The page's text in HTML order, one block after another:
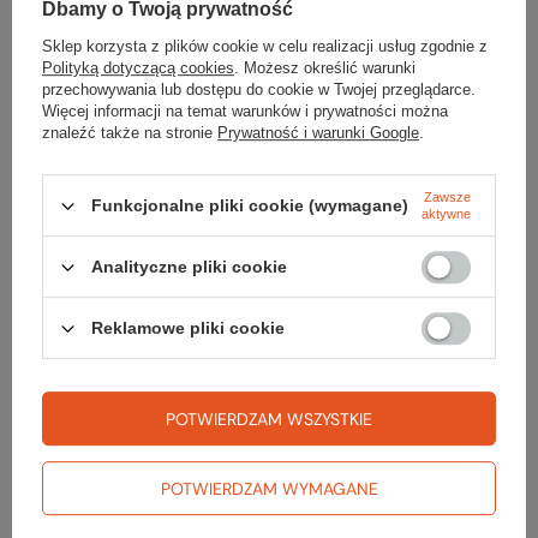
Marka Sea To Summit
Wymiary [cm]
170 x 240 x 130
poliester
Waga [g]
350
Kod EAN
9327868008674
Sprawdź
czy masz wszystko
TWOJA LISTA SPRZĘTOWA
Dbamy o Twoją prywatność
Sklep korzysta z plików cookie w celu realizacji usług zgodnie z
Polityką dotyczącą cookies. Możesz określić warunki
przechowywania lub dostępu do cookie w Twojej przeglądarce.
Więcej informacji na temat warunków i prywatności można
znaleźć także na stronie Prywatność i warunki Google.
Funkcjonalne pliki cookie (wymagane)
Zawsze
aktywne
Analityczne pliki cookie
Reklamowe pliki cookie
POTWIERDZAM WYMAGANE
POTWIERDZAM WSZYSTKIE